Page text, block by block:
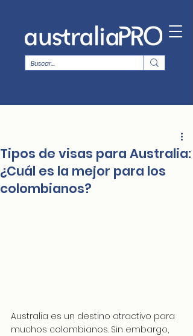
Tipos de visas para Australia:
¿Cuál es la mejor para los
colombianos?
Australia es un destino atractivo para
muchos colombianos. Sin embargo,